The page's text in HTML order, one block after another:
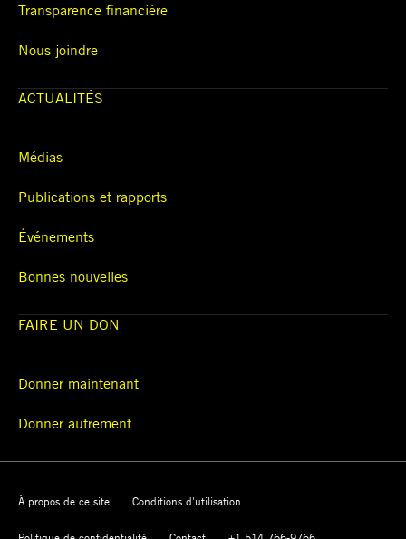
Transparence financière
Nous joindre
ACTUALITÉS
Médias
Publications et rapports
Événements
Bonnes nouvelles
FAIRE UN DON
Donner maintenant
Donner autrement
À propos de ce site Conditions d'utilisation